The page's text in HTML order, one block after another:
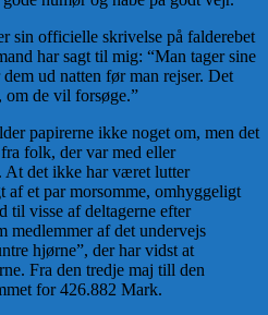
sin officielle skrivelse på falderebet
har sagt til mig: “Man tager sine
ud natten før man rejser. Det
om de vil forsøge.”
papirerne ikke noget om, men det
folk, der var med eller
At det ikke har været lutter
af et par morsomme, omhyggeligt
til visse af deltagerne efter
medlemmer af det undervejs
hjørne”, der har vidst at
Fra den tredje maj till den
for 426.882 Mark.